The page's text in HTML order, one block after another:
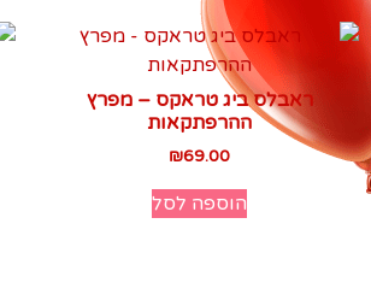
ראבלס ביג טראקס – מפרץ
ההרפתקאות
₪69.00
הוספה לסל